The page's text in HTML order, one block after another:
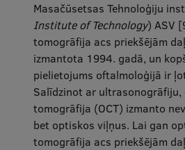
Masačūsetsas Tehnoloģiju
Institute of Technology) ASV
tomogrāfija acs priekšējām
izmantota 1994. gadā, un
pielietojums oftalmoloģijā ir
Salīdzinot ar ultrasonogrāfiju,
tomogrāfija (OCT) izmanto
bet optiskos viļņus. Lai gan
tomogrāfija acs priekšējām